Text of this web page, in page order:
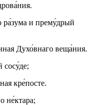
ра́зума и прему́дрый
Духо́внаго веща́ния.
сосу́де;
кре́посте.
не́ктара;